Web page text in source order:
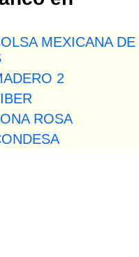
MEXICANA DE
2
ROSA